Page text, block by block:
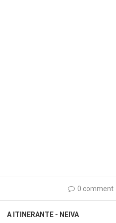
0 comment
A ITINERANTE - NEIVA